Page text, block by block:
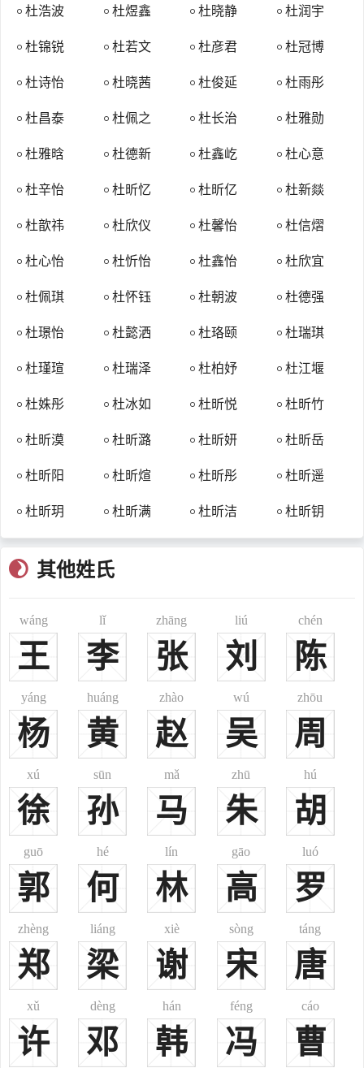
以雍州为京兆府，置京兆尹。以上称京兆者，均指京师及其附近地
安、大兴（唐改为万年）等二十余县。唐朝以后，长安城不复为都，
发展受到一定影响，但仍不失为一个重要的地方性都会。金、元两朝
西秦岭以北、西安市以东、渭河以南、华阴以西一带地区。北洋政府
杜姓襄阳郡
郡，治所在襄阳（今湖北襄阳市襄城区），其时辖地在今湖北省襄阳
市、南漳县、宜城县、当阳县、远安县等一带，治所在襄阳（今湖北
州，西魏改为襄州。隋朝时期改为襄阳郡。唐武德四年（621年），
唐高祖李渊平定王世充后，改为襄州，因原隋朝旧名而领襄阳、安
安、黄、寿等二百五十七州。唐武德五年（622年）撤酂州，以阴
山县来属于。唐贞观六年（632年）废都督府。唐贞观八年（634年）
城，撤南津入义清，撤汉南入率道。唐天宝元年（742年）改为襄阳
郡。唐天宝十四年（755年）置防御使。唐乾元元年（874年）复为襄
清、南漳、乐乡诸县。以后襄阳为历朝郡、州、道、府之治所。
濮阳古为帝丘；春秋时期卫国轩都，因地在濮水之北，故名，地
在今河南省濮阳西南，古黄河南岸。秦、汉之际为濮阳县，属东郡，
其时辖地在今河南省濮阳县。汉、魏时期为东郡治所。晋朝时期改东
濮阳。北魏时期移濮阳郡治所于鄄城(今山东省鄄城北)。隋朝时期改
为濮州，其时辖地在今河南省渭县、濮阳市、范县、山东省濮州县、
郭城县一带地区。唐朝时期濮州濮阳郡治所均在鄄城。五代后梁、后
晋夹河苦战，晋王李存助建德胜二城。其后德胜北城为濮阳，就在黄
河边上。濮阳一带是黄河河道变动频繁之处，宋、金之际，黄河主流
南趋，濮阳便远离黄河。
杜姓汉阳郡
东汉朝永平十七年(甲戌，公元74年)曾改天水郡为汉阳郡，魏恢
复天水原名。北魏时期有两个天水郡，都在今甘肃省甘谷县境内，到
南朝北周时废黜。隋朝时期又曾以成州为汉阳郡。五代时期后周置汉
阳军，即今湖北省武汉市汉阳区。
杜姓南阳郡
春秋战国时期称南阳的地区颇多。鲁国的南阳指泰山以南、汶水
以北地。晋国的南阳指太行以南、黄河以北地区。战国时期魏国的南
阳，一部分属韩国，伏牛山以南、汉水以北地亦称南阳，分属韩、楚
两国。秦朝时期秦昭襄王三十五年(己丑，公元前272年)，为秦国夺取
杜浩波 杜煜鑫 杜晓静 杜润宇
杜锦锐 杜若文 杜彦君 杜冠博
杜诗怡 杜晓茜 杜俊延 杜雨彤
杜昌泰 杜佩之 杜长治 杜雅勋
杜雅晗 杜德新 杜鑫屹 杜心意
杜辛怡 杜昕忆 杜昕亿 杜新燚
杜歆祎 杜欣仪 杜馨怡 杜信熠
杜心怡 杜忻怡 杜鑫怡 杜欣宜
杜佩琪 杜怀钰 杜朝波 杜德强
杜璟怡 杜懿洒 杜珞颐 杜瑞琪
杜瑾瑄 杜瑞泽 杜柏妤 杜江堰
杜姝彤 杜冰如 杜昕悦 杜昕竹
杜昕漠 杜昕潞 杜昕妍 杜昕岳
杜昕阳 杜昕煊 杜昕彤 杜昕遥
杜昕玥 杜昕满 杜昕洁 杜昕钥
其他姓氏
wáng
王
lǐ
李
zhāng
张
liú
刘
chén
陈
yáng
杨
huáng
黄
zhào
赵
wú
吴
zhōu
周
xú
徐
sūn
孙
mǎ
马
zhū
朱
hú
胡
guō
郭
hé
何
lín
林
gāo
高
luó
罗
zhèng
郑
liáng
梁
xiè
谢
sòng
宋
táng
唐
xǔ
许
dèng
邓
hán
韩
féng
冯
cáo
曹